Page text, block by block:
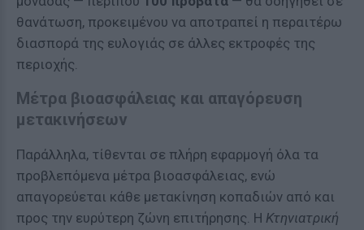
θανάτωση, προκειμένου να αποτραπεί η περαιτέρω
διασπορά της ευλογιάς σε άλλες εκτροφές της
περιοχής.
Μέτρα βιοασφάλειας και απαγόρευση
μετακινήσεων
Παράλληλα, τίθενται σε πλήρη εφαρμογή όλα τα
προβλεπόμενα μέτρα βιοασφάλειας, ενώ
απαγορεύεται κάθε μετακίνηση κοπαδιών από και
προς την ευρύτερη ζώνη επιτήρησης. Η Κτηνιατρική